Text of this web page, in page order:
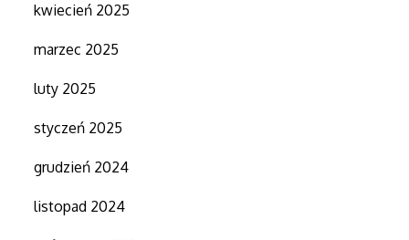
kwiecień 2025
marzec 2025
luty 2025
styczeń 2025
grudzień 2024
listopad 2024